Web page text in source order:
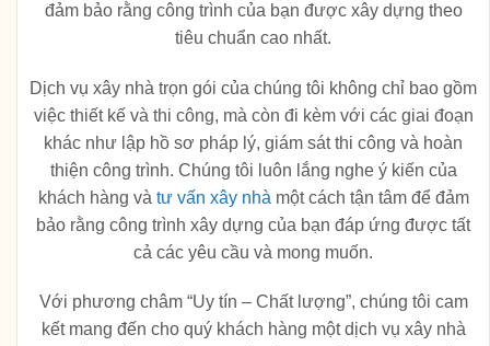
đảm bảo rằng công trình của bạn được xây dựng theo
tiêu chuẩn cao nhất.
Dịch vụ xây nhà trọn gói của chúng tôi không chỉ bao gồm
việc thiết kế và thi công, mà còn đi kèm với các giai đoạn
khác như lập hồ sơ pháp lý, giám sát thi công và hoàn
thiện công trình. Chúng tôi luôn lắng nghe ý kiến ​​của
khách hàng và tư vấn xây nhà một cách tận tâm để đảm
bảo rằng công trình xây dựng của bạn đáp ứng được tất
cả các yêu cầu và mong muốn.
Với phương châm “Uy tín – Chất lượng”, chúng tôi cam
kết mang đến cho quý khách hàng một dịch vụ xây nhà